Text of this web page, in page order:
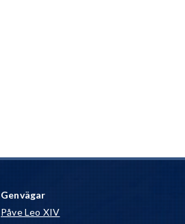
Genvägar
Påve Leo XIV